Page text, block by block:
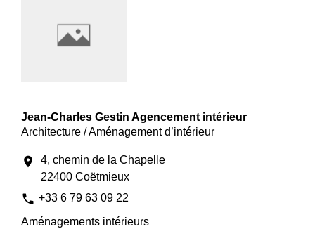
Jean-Charles Gestin Agencement intérieur
Architecture / Aménagement d’intérieur
location_on
4, chemin de la Chapelle
22400 Coëtmieux
phone +33 6 79 63 09 22
Aménagements intérieurs